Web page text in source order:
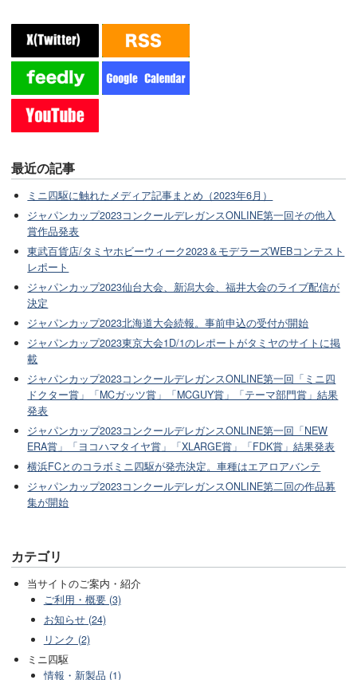
最近の記事
ミニ四駆に触れたメディア記事まとめ（2023年6月）
ジャパンカップ2023コンクールデレガンスONLINE第一回その他入
賞作品発表
東武百貨店/タミヤホビーウィーク2023＆モデラーズWEBコンテスト
レポート
ジャパンカップ2023仙台大会、新潟大会、福井大会のライブ配信が
決定
ジャパンカップ2023北海道大会続報。事前申込の受付が開始
ジャパンカップ2023東京大会1D/1のレポートがタミヤのサイトに掲
載
ジャパンカップ2023コンクールデレガンスONLINE第一回「ミニ四
ドクター賞」「MCガッツ賞」「MCGUY賞」「テーマ部門賞」結果
発表
ジャパンカップ2023コンクールデレガンスONLINE第一回「NEW
ERA賞」「ヨコハマタイヤ賞」「XLARGE賞」「FDK賞」結果発表
横浜FCとのコラボミニ四駆が発売決定。車種はエアロアバンテ
ジャパンカップ2023コンクールデレガンスONLINE第二回の作品募
集が開始
カテゴリ
当サイトのご案内・紹介
ご利用・概要 (3)
お知らせ (24)
リンク (2)
ミニ四駆
情報・新製品 (1)